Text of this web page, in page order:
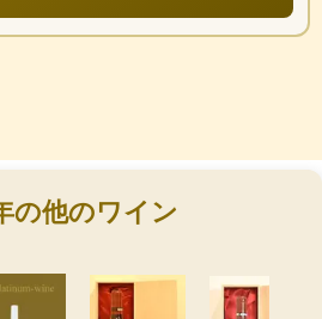
の他のワイン